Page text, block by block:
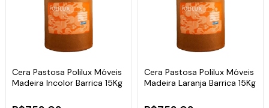
Cera Pastosa Polilux Móveis
Madeira Incolor Barrica 15Kg
Cera Pastosa Polilux Móveis
Madeira Laranja Barrica 15Kg